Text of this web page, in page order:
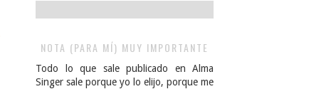
NOTA (PARA MÍ) MUY IMPORTANTE
Todo lo que sale publicado en Alma
Singer sale porque yo lo elijo, porque me